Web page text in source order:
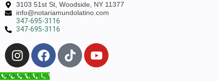
3103 51st St, Woodside, NY 11377
info@notariamundolatino.com
347-695-3116
347-695-3116
Call Now Button